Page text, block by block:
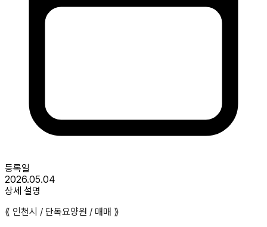
등록일
2026.05.04
상세 설명
⟪ 인천시 / 단독요양원 / 매매 ⟫